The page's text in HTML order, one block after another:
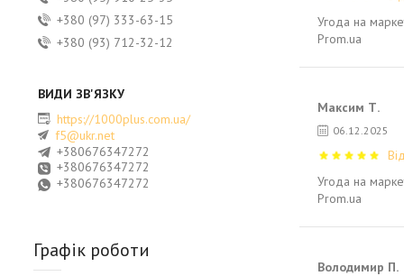
Угода на
Prom.ua
Максим Т.
06.12.2025
Угода на
Prom.ua
Володимир П.
+380 (97) 333-63-15
+380 (93) 712-32-12
https://1000plus.com.ua/
f5@ukr.net
+380676347272
+380676347272
+380676347272
Графік роботи